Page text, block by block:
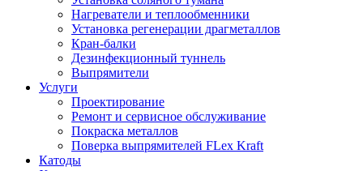
Нагреватели и теплообменники
Установка регенерации драгметаллов
Кран-балки
Дезинфекционный туннель
Выпрямители
Услуги
Проектирование
Ремонт и сервисное обслуживание
Покраска металлов
Поверка выпрямителей FLex Kraft
Катоды